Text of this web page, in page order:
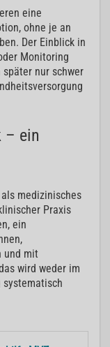
eine
ohne je an
Der Einblick in
Monitoring
nur schwer
– ein
medizinisches
Praxis
ein
und mit
wird weder im
systematisch